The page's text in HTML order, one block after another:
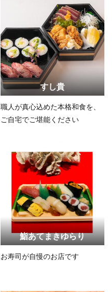
すし貴
職人が真心込めた本格和食を、
ご自宅でご堪能ください
鮨あてまきゆらり
お寿司が自慢のお店です